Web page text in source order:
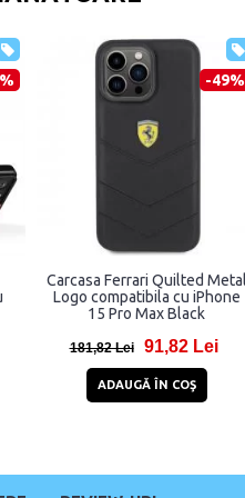
-47%
IML
cu
cu
Carcasa Karl Lagerfeld
Crossbody Monogram
Choupette Head
iPhone 15 Pro Max,
137,85 Lei 75,85 Lei
ADAUGĂ ÎN COŞ